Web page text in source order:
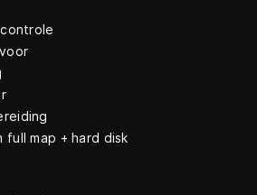
full map + hard disk